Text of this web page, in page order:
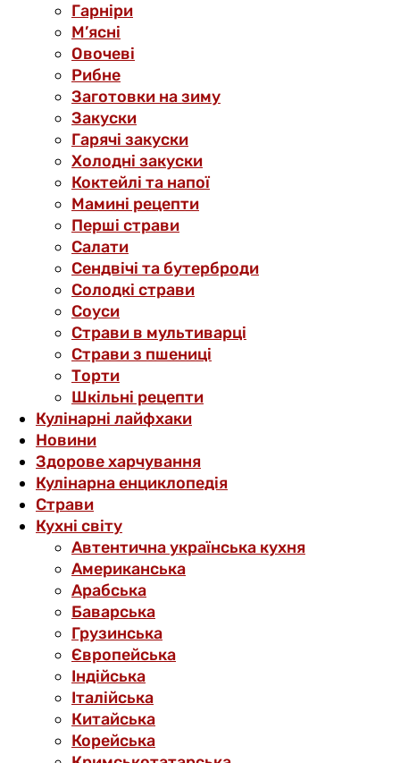
Гарніри
М’ясні
Овочеві
Рибне
Заготовки на зиму
Закуски
Гарячі закуски
Холодні закуски
Коктейлі та напої
Мамині рецепти
Перші страви
Салати
Сендвічі та бутерброди
Солодкі страви
Соуси
Страви в мультиварці
Страви з пшениці
Торти
Шкільні рецепти
Кулінарні лайфхаки
Новини
Здорове харчування
Кулінарна енциклопедія
Страви
Кухні світу
Автентична українська кухня
Американська
Арабська
Баварська
Грузинська
Європейська
Індійська
Італійська
Китайська
Корейська